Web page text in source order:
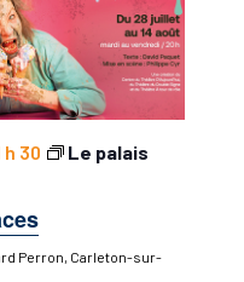
h 30
Le palais
Perron, Carleton-sur-